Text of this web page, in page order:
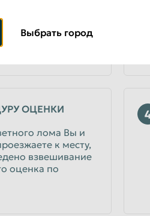
уточнит
что можно
ОЦЕНКИ
лома Вы и
к месту,
взвешивание
оценка по
Выбрать город